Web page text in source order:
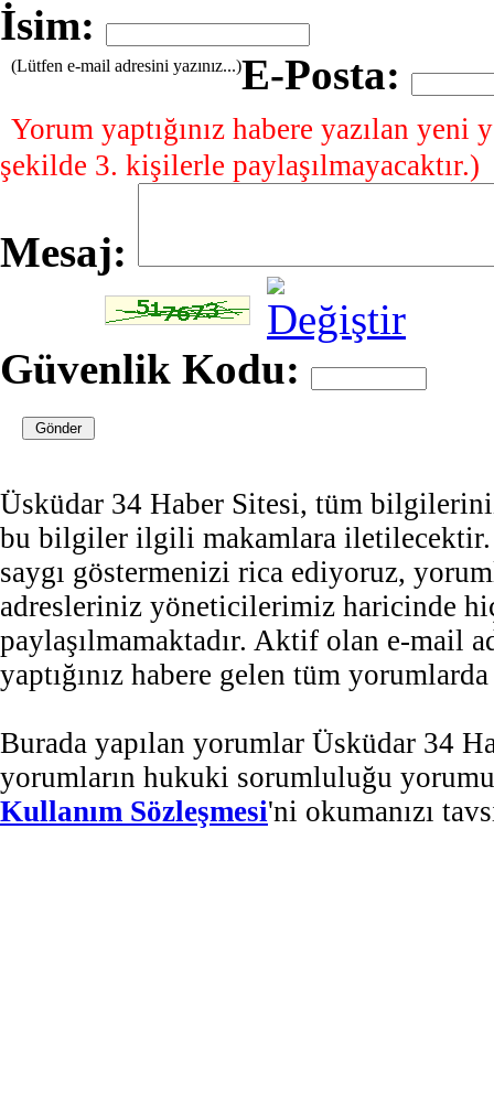
İsim:
E-Posta:
(Lütfen e-mail adresini yazınız...)
Yorum yaptığınız habere yazılan
şekilde 3. kişilerle paylaşılmayacaktır.)
Mesaj:
Güvenlik Kodu:
Üsküdar 34 Haber Sitesi, tüm
bu bilgiler ilgili makamlara iletilecektir.
saygı göstermenizi rica ediyoruz,
adresleriniz yöneticilerimiz haricinde
paylaşılmamaktadır. Aktif olan e-mail
yaptığınız habere gelen tüm
Burada yapılan yorumlar Üsküdar 34
yorumların hukuki sorumluluğu
Kullanım Sözleşmesi'ni okumanızı